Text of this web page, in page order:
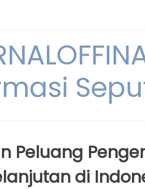
Peluang
di